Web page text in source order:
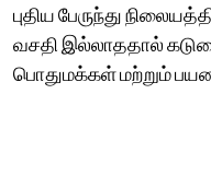
புதிய பேருந்து
வசதி இல்லாததால்
பொதுமக்கள் மற்றும்